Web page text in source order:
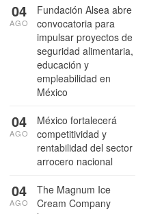
Fundación Alsea abre
convocatoria para
impulsar proyectos de
seguridad alimentaria,
educación y
empleabilidad en
México
04
AGO
México fortalecerá
competitividad y
rentabilidad del sector
arrocero nacional
04
AGO
The Magnum Ice
Cream Company
04
AGO